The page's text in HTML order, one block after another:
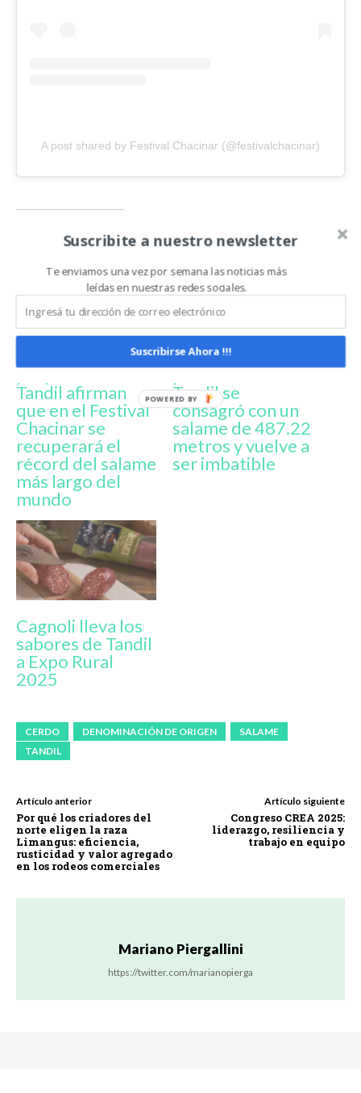
A post shared by Festival Chacinar (@festivalchacinar)
Relacionado
¡Se picó! Desde
Tandil afirman
que en el Festival
Chacinar se
recuperará el
récord del salame
más largo del
mundo
¡Récord mundial!
Tandil se
consagró con un
salame de 487.22
metros y vuelve a
ser imbatible
Cagnoli lleva los
sabores de Tandil
a Expo Rural
2025
CERDO DENOMINACIÓN DE ORIGEN
SALAME
TANDIL
Artículo anterior
Por qué los criadores del
norte eligen la raza
Limangus: eficiencia,
rusticidad y valor agregado
en los rodeos comerciales
Artículo siguiente
Congreso CREA 2025:
liderazgo, resiliencia y
trabajo en equipo
Mariano Piergallini
https://twitter.com/marianopierga
Suscribite a nuestro newsletter
Te enviamos una vez por semana las noticias más
leídas en nuestras redes sociales.
Suscribirse Ahora !!!